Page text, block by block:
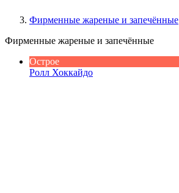
Фирменные жареные и запечённые
Фирменные жареные и запечённые
Острое
Ролл Хоккайдо